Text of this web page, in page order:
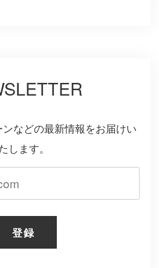
などの最新情報をお届けい
します。
登録